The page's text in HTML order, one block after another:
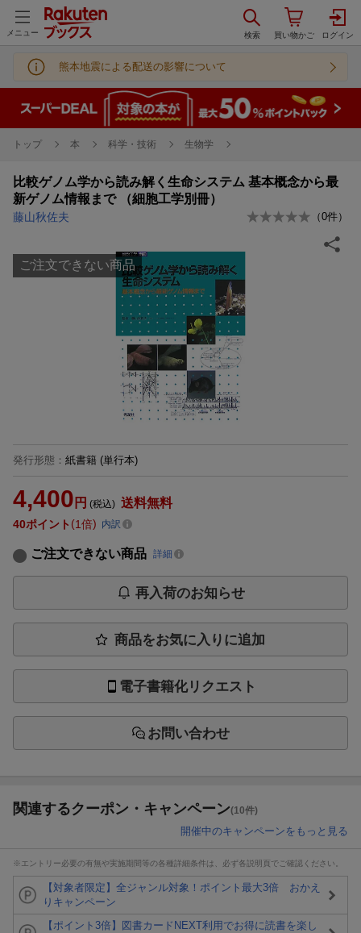
メニュー
熊本地震による配送の影響について
トップ 本 科学・技術 生物学
比較ゲノム学から読み解く生命システム 基本概念から最
新ゲノム情報まで （細胞工学別冊）
藤山秋佐夫 （0件）
ご注文できない商品
発行形態 ： 紙書籍 (単行本)
4,400 円 (税込) 送料無料
40ポイント 1倍 内訳
ご注文できない商品 詳細
再入荷のお知らせ
商品をお気に入りに追加
電子書籍化リクエスト
お問い合わせ
関連するクーポン・キャンペーン(10件)
開催中のキャンペーンをもっと見る
※エントリー必要の有無や実施期間等の各種詳細条件は、必ず各説明頁でご確認ください。
【対象者限定】全ジャンル対象！ポイント最大3倍 おかえ
りキャンペーン
【ポイント3倍】図書カードNEXT利用でお得に読書を楽し